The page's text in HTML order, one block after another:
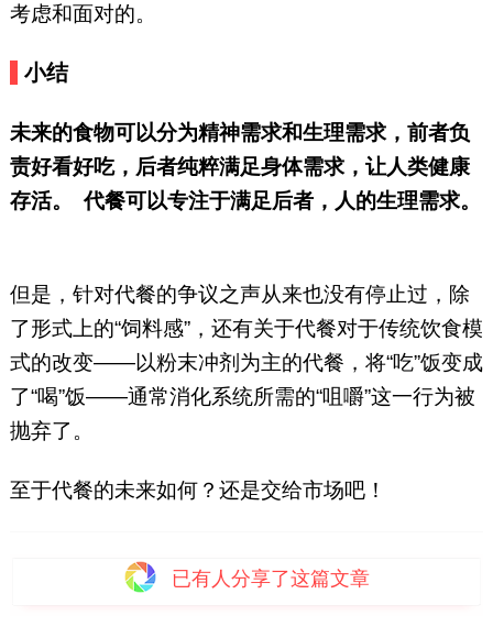
考虑和面对的。
小结
未来的食物可以分为精神需求和生理需求，前者负
责好看好吃，后者纯粹满足身体需求，让人类健康
存活。代餐可以专注于满足后者，人的生理需求。
但是，针对代餐的争议之声从来也没有停止过，除
了形式上的“饲料感”，还有关于代餐对于传统饮食模
式的改变——以粉末冲剂为主的代餐，将“吃”饭变成
了“喝”饭——通常消化系统所需的“咀嚼”这一行为被
抛弃了。
至于代餐的未来如何？还是交给市场吧！
已有人分享了这篇文章